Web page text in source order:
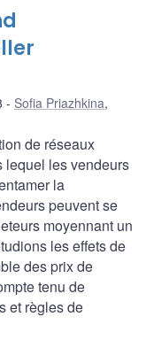
Sofia Priazhkina,
de réseaux
lequel les vendeurs
la
peuvent se
moyennant un
les effets de
des prix de
tenu de
et règles de